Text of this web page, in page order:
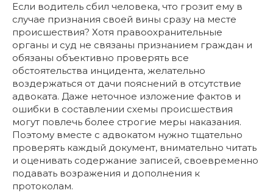
Если водитель сбил человека, что грозит ему в
случае признания своей вины сразу на месте
происшествия? Хотя правоохранительные
органы и суд не связаны признанием граждан и
обязаны объективно проверять все
обстоятельства инцидента, желательно
воздержаться от дачи пояснений в отсутствие
адвоката. Даже неточное изложение фактов и
ошибки в составлении схемы происшествия
могут повлечь более строгие меры наказания.
Поэтому вместе с адвокатом нужно тщательно
проверять каждый документ, внимательно читать
и оценивать содержание записей, своевременно
подавать возражения и дополнения к
протоколам.